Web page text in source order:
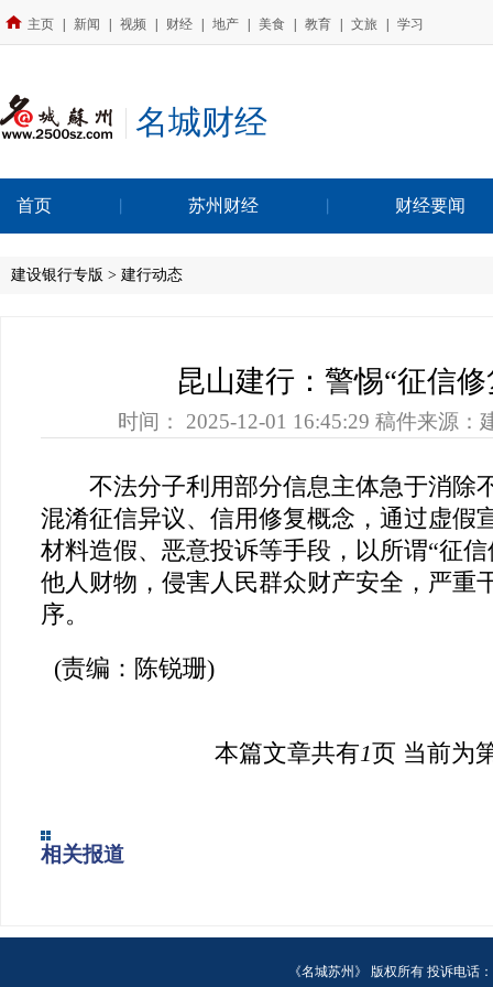
主页 新闻 视频 财经 地产 美食 教育 文旅 学习
名城财经
首页 苏州财经 财经要闻
建设银行专版 > 建行动态
昆山建行：警惕“征信
时间： 2025-12-01 16:45:29 稿件来源：
不法分子利用部分信息主体急于消除
混淆征信异议、信用修复概念，通过虚假
材料造假、恶意投诉等手段，以所谓“征
他人财物，侵害人民群众财产安全，严重
序。
(责编：陈锐珊)
本篇文章共有1页 当前为
相关报道
《名城苏州》 版权所有 投诉电话